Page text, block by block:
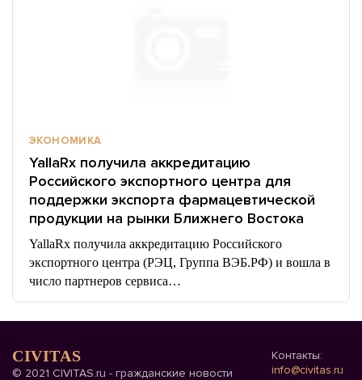
ЭКОНОМИКА
YallaRx получила аккредитацию
Российского экспортного центра для
поддержки экспорта фармацевтической
продукции на рынки Ближнего Востока
YallaRx получила аккредитацию Российского
экспортного центра (РЭЦ, Группа ВЭБ.РФ) и вошла в
число партнеров сервиса…
CIVITAS
© 2021 CIVITAS.ru - гражданские новости
Контакты:
info@civitas.ru